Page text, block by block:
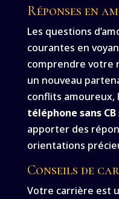
Réponses en
Les questions
courantes en
comprendre votre
un nouveau
conflits amoureux,
téléphone sans
apporter des
orientations
Conseils de
Votre carrière est